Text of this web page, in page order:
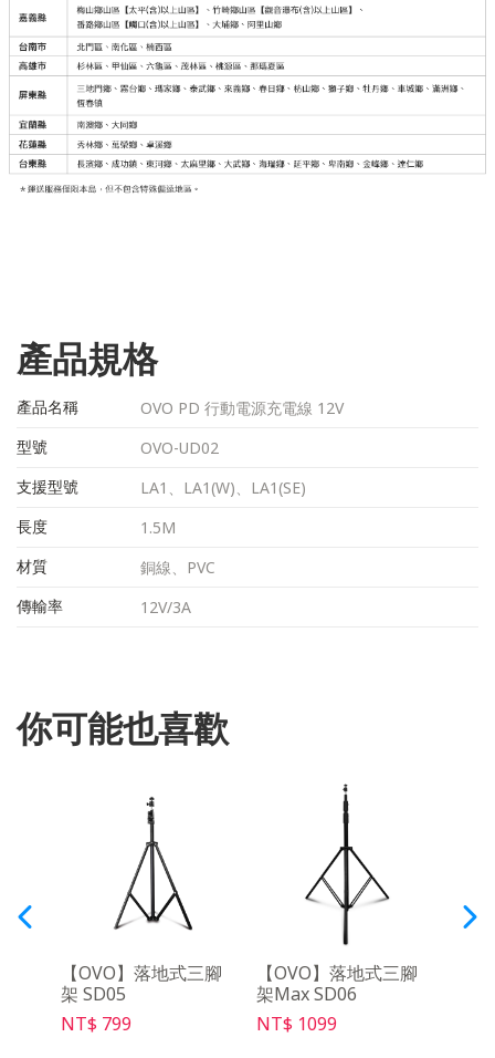
產品規格
產品名稱
OVO PD 行動電源充電線 12V
型號
OVO-UD02
支援型號
LA1、LA1(W)、LA1(SE)
長度
1.5M
材質
銅線、PVC
傳輸率
12V/3A
你可能也喜歡
【OVO】落地式三腳
架 SD05
NT$ 799
【OVO】落地式三腳
架Max SD06
NT$ 1099